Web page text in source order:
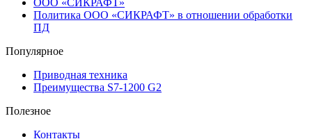
Политика ООО «СИКРАФТ» в отношении обработки
ПД
Популярное
Приводная техника
Преимущества S7-1200 G2
Полезное
Контакты